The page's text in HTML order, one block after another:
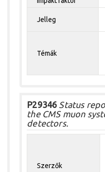
Jelleg
Témák
P29346 Status
the CMS muon
detectors.
Szerzők